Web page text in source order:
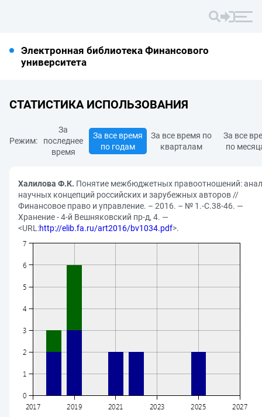
Электронная библиотека Финансового
университета
СТАТИСТИКА ИСПОЛЬЗОВАНИЯ
Режим:
За
последнее
время
За все время
по годам
За все время по
кварталам
За все
по
Халилова Ф.К. Понятие межбюджетных правоотношений:
научных концепций российских и зарубежных авторов //
Финансовое право и управление. – 2016. – № 1.-С.38-46. —
Хранение - 4-й Вешняковский пр-д, 4. —
<URL:http://elib.fa.ru/art2016/bv1034.pdf>.